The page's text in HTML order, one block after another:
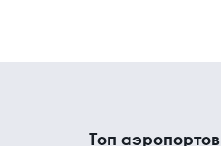
Топ аэропортов